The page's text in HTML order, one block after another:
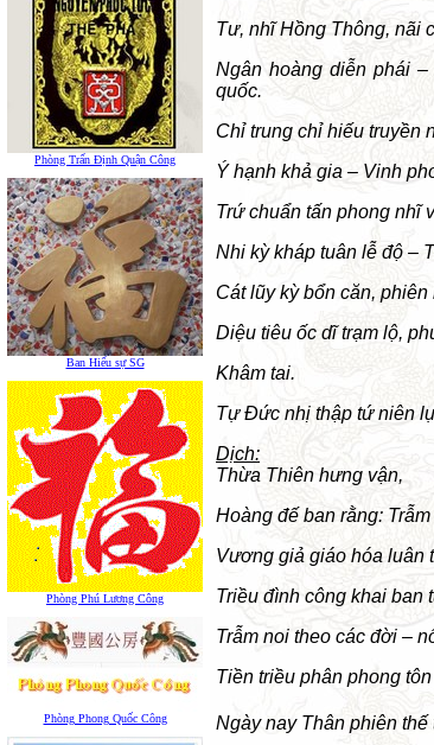
Phòng Trấn Định Quận Công
Ban Hiếu sự SG
Phòng Phú Lương Công
Phòng Phong Quốc Công
Tư, nhĩ Hồng Thông, nãi
Ngân hoàng diễn phái
quốc.
Chỉ trung chỉ hiếu truyền
Ý hạnh khả gia – Vinh
Trứ chuẩn tấn phong nhĩ
Nhi kỳ kháp tuân lễ độ –
Cát lũy kỳ bổn căn, phiên
Diệu tiêu ốc dĩ trạm lộ,
Khâm tai.
Tự Đức nhị thập tứ niên
Dịch:
Thừa Thiên hưng vận,
Hoàng đế ban rằng:
Vương giả giáo hóa luân
Triều đình công khai ban
Trẫm noi theo các đời –
Tiền triều phân phong
Ngày nay Thân phiên thế